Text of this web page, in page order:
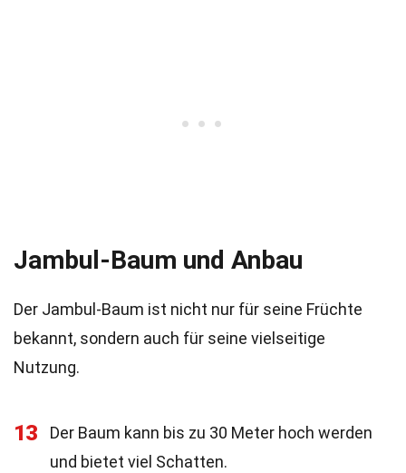
Jambul-Baum und Anbau
Der Jambul-Baum ist nicht nur für seine Früchte
bekannt, sondern auch für seine vielseitige
Nutzung.
13
Der Baum kann bis zu 30 Meter hoch werden
und bietet viel Schatten.